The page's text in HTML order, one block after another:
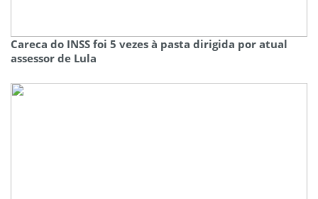
Careca do INSS foi 5 vezes à pasta dirigida por atual
assessor de Lula